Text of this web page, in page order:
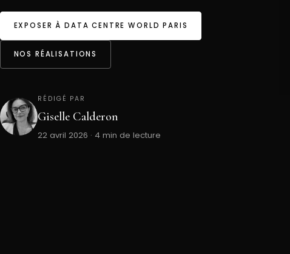
EXPOSER À DATA CENTRE WORLD PARIS
NOS RÉALISATIONS
RÉDIGÉ PAR
Giselle Calderon
22 avril 2026 · 4 min de lecture